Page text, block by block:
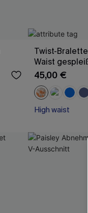
Twist-
Waist
45,00 €
High waist